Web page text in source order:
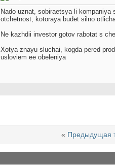
Nado uznat, sobiraetsya li
otchetnost, kotoraya budet silno
Ne kazhdii investor gotov rabotat s
Xotya znayu sluchai, kogda pered
usloviem ee obeleniya
« Предыдущая